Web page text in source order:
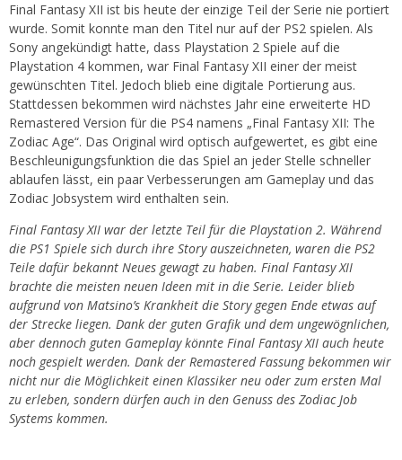
Final Fantasy XII ist bis heute der einzige Teil der Serie nie portiert
wurde. Somit konnte man den Titel nur auf der PS2 spielen. Als
Sony angekündigt hatte, dass Playstation 2 Spiele auf die
Playstation 4 kommen, war Final Fantasy XII einer der meist
gewünschten Titel. Jedoch blieb eine digitale Portierung aus.
Stattdessen bekommen wird nächstes Jahr eine erweiterte HD
Remastered Version für die PS4 namens „Final Fantasy XII: The
Zodiac Age“. Das Original wird optisch aufgewertet, es gibt eine
Beschleunigungsfunktion die das Spiel an jeder Stelle schneller
ablaufen lässt, ein paar Verbesserungen am Gameplay und das
Zodiac Jobsystem wird enthalten sein.
Final Fantasy XII war der letzte Teil für die Playstation 2. Während
die PS1 Spiele sich durch ihre Story auszeichneten, waren die PS2
Teile dafür bekannt Neues gewagt zu haben. Final Fantasy XII
brachte die meisten neuen Ideen mit in die Serie. Leider blieb
aufgrund von Matsino’s Krankheit die Story gegen Ende etwas auf
der Strecke liegen. Dank der guten Grafik und dem ungewögnlichen,
aber dennoch guten Gameplay könnte Final Fantasy XII auch heute
noch gespielt werden. Dank der Remastered Fassung bekommen wir
nicht nur die Möglichkeit einen Klassiker neu oder zum ersten Mal
zu erleben, sondern dürfen auch in den Genuss des Zodiac Job
Systems kommen.